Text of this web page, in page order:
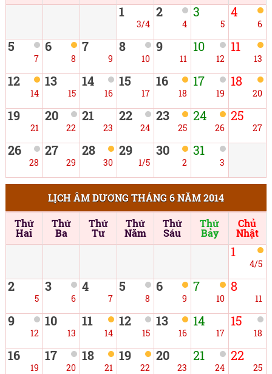
1
3/4
2
4
3
5
4
6
5
7
6
8
7
9
8
10
9
11
10
12
11
13
12
14
13
15
14
16
15
17
16
18
17
19
18
20
19
21
20
22
21
23
22
24
23
25
24
26
25
27
26
28
27
29
28
30
29
1/5
30
2
31
3
LỊCH ÂM DƯƠNG THÁNG 6 NĂM 2014
Thứ
Hai
Thứ
Ba
Thứ
Tư
Thứ
Năm
Thứ
Sáu
Thứ
Bảy
Chủ
Nhật
1
4/5
2
5
3
6
4
7
5
8
6
9
7
10
8
11
9
12
10
13
11
14
12
15
13
16
14
17
15
18
16
19
17
20
18
21
19
22
20
23
21
24
22
25